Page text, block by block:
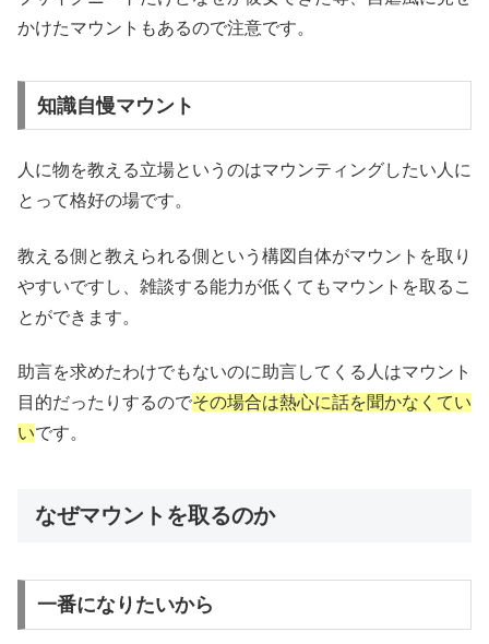
かけたマウントもあるので注意です。
知識自慢マウント
人に物を教える立場というのはマウンティングしたい人に
とって格好の場です。
教える側と教えられる側という構図自体がマウントを取り
やすいですし、雑談する能力が低くてもマウントを取るこ
とができます。
助言を求めたわけでもないのに助言してくる人はマウント
目的だったりするのでその場合は熱心に話を聞かなくてい
いです。
なぜマウントを取るのか
一番になりたいから